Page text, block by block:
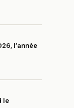
l’année
le